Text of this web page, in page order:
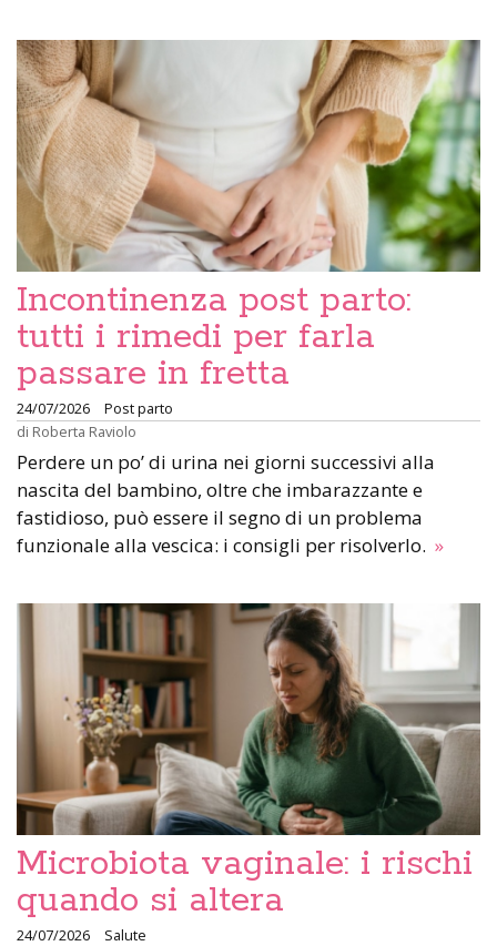
Incontinenza post parto:
tutti i rimedi per farla
passare in fretta
24/07/2026
Post parto
di Roberta Raviolo
Perdere un po’ di urina nei giorni successivi alla
nascita del bambino, oltre che imbarazzante e
fastidioso, può essere il segno di un problema
funzionale alla vescica: i consigli per risolverlo. »
Microbiota vaginale: i rischi
quando si altera
24/07/2026
Salute